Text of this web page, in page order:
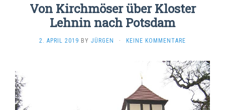
Von Kirchmöser über Kloster
Lehnin nach Potsdam
2. APRIL 2019 BY JÜRGEN · KEINE KOMMENTARE